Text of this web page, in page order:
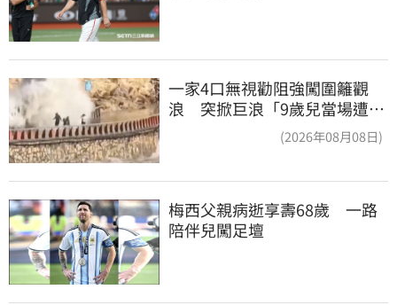
一家4口無視勸阻強闖圍籬觀
浪 突掀巨浪「9歲兒當場遭捲
(2026年08月08日)
梅西父親病逝享壽68歲　一路
陪伴兒闖足壇